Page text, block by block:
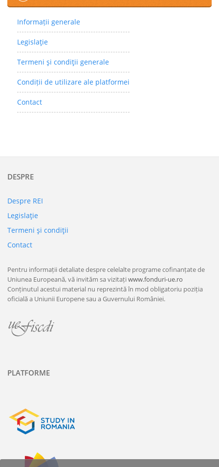
Informații generale
Legislaţie
Termeni şi condiţii generale
Condiții de utilizare ale platformei
Contact
DESPRE
Despre REI
Legislaţie
Termeni şi condiţii
Contact
Pentru informații detaliate despre celelalte programe cofinanțate de
Uniunea Europeană, vă invităm sa vizitațiwww.fonduri-ue.ro
Conținutul acestui material nu reprezintă în mod obligatoriu poziția
oficială a Uniunii Europene sau a Guvernului României.
PLATFORME